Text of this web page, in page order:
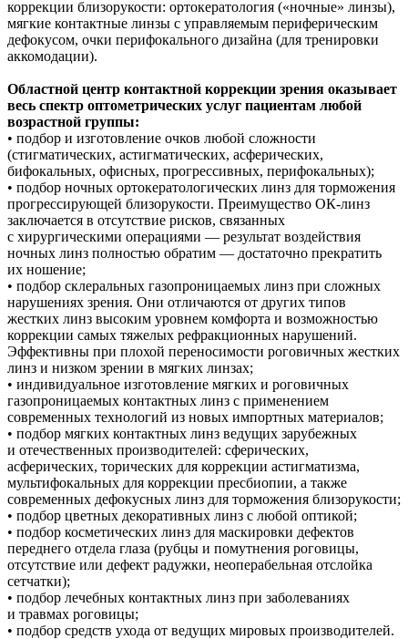
коррекции близорукости: ортокератология («ночные» линзы),
мягкие контактные линзы с управляемым периферическим
дефокусом, очки перифокального дизайна (для тренировки
аккомодации).
Областной центр контактной коррекции зрения оказывает
весь спектр оптометрических услуг пациентам любой
возрастной группы:
• подбор и изготовление очков любой сложности
(стигматических, астигматических, асферических,
бифокальных, офисных, прогрессивных, перифокальных);
• подбор ночных ортокератологических линз для торможения
прогрессирующей близорукости. Преимущество ОК-линз
заключается в отсутствие рисков, связанных
с хирургическими операциями — результат воздействия
ночных линз полностью обратим — достаточно прекратить
их ношение;
• подбор склеральных газопроницаемых линз при сложных
нарушениях зрения. Они отличаются от других типов
жестких линз высоким уровнем комфорта и возможностью
коррекции самых тяжелых рефракционных нарушений.
Эффективны при плохой переносимости роговичных жестких
линз и низком зрении в мягких линзах;
• индивидуальное изготовление мягких и роговичных
газопроницаемых контактных линз с применением
современных технологий из новых импортных материалов;
• подбор мягких контактных линз ведущих зарубежных
и отечественных производителей: сферических,
асферических, торических для коррекции астигматизма,
мультифокальных для коррекции пресбиопии, а также
современных дефокусных линз для торможения близорукости;
• подбор цветных декоративных линз с любой оптикой;
• подбор косметических линз для маскировки дефектов
переднего отдела глаза (рубцы и помутнения роговицы,
отсутствие или дефект радужки, неоперабельная отслойка
сетчатки);
• подбор лечебных контактных линз при заболеваниях
и травмах роговицы;
• подбор средств ухода от ведущих мировых производителей.